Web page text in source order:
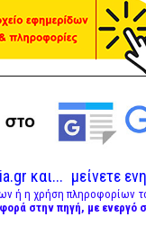
και... μείνετε
ή η χρήση πληροφορίων
στην πηγή, με ενεργό